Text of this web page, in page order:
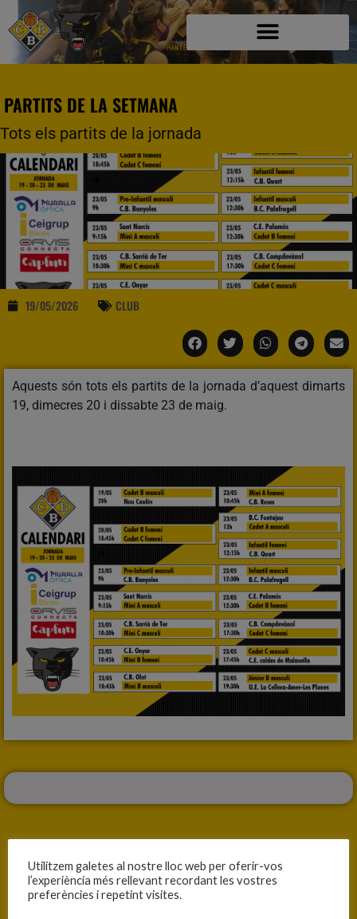
PARTITS DE LA SETMANA
Tots els partits de la jornada
19/05/2026 CLUB
Aquests són tots els partits de la jornada d’aquest dimarts
19, dimecres 20 i dissabte 23 de maig.
ANTERIOR
Utilitzem galetes al nostre lloc web per oferir-vos
l’experiència més rellevant recordant les vostres
preferències i repetint visites.